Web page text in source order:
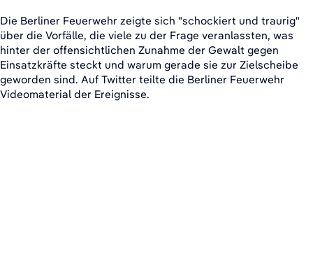
Die Berliner Feuerwehr zeigte sich "schockiert und traurig"
über die Vorfälle, die viele zu der Frage veranlassten, was
hinter der offensichtlichen Zunahme der Gewalt gegen
Einsatzkräfte steckt und warum gerade sie zur Zielscheibe
geworden sind. Auf Twitter teilte die Berliner Feuerwehr
Videomaterial der Ereignisse.